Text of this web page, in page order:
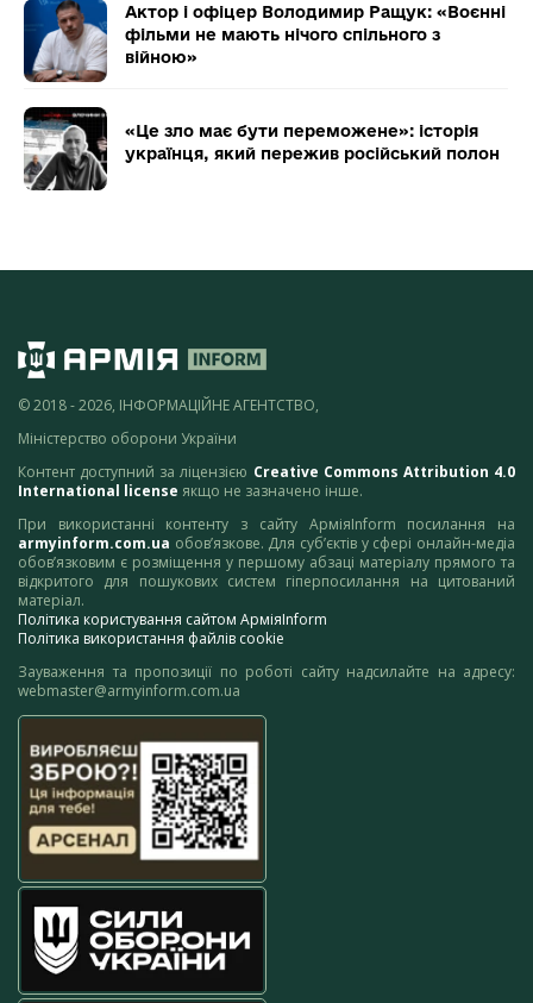
Актор і офіцер Володимир Ращук: «Воєнні
фільми не мають нічого спільного з
війною»
«Це зло має бути переможене»: історія
українця, який пережив російський полон
© 2018 - 2026, ІНФОРМАЦІЙНЕ АГЕНТСТВО,
Міністерство оборони України
Контент доступний за ліцензією Creative Commons Attribution 4.0
International license якщо не зазначено інше.
При використанні контенту з сайту АрміяInform посилання на
armyinform.com.ua обов’язкове. Для суб’єктів у сфері онлайн-медіа
обов’язковим є розміщення у першому абзаці матеріалу прямого та
відкритого для пошукових систем гіперпосилання на цитований
матеріал.
Політика користування сайтом АрміяInform
Політика використання файлів cookie
Зауваження та пропозиції по роботі сайту надсилайте на адресу:
webmaster@armyinform.com.ua